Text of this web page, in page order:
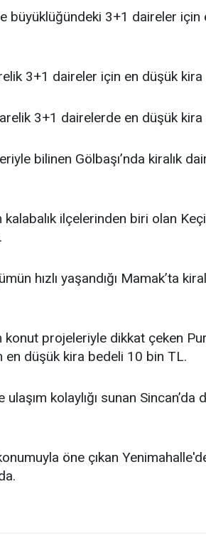
büyüklüğündeki 3+1 daireler için
3+1 daireler için en düşük
3+1 dairelerde en düşük kira
bilinen Gölbaşı’nda kiralık
kalabalık ilçelerinden biri olan
hızlı yaşandığı Mamak’ta
konut projeleriyle dikkat çeken
düşük kira bedeli 10 bin TL.
kolaylığı sunan Sincan’da
öne çıkan